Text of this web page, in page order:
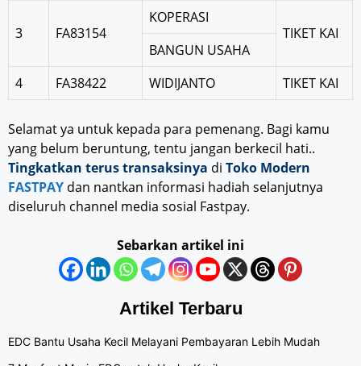
3 FA83154
KOPERASI
TIKET KAI
BANGUN USAHA
4
FA38422 WIDIJANTO TIKET KAI
Selamat ya untuk kepada para pemenang. Bagi kamu
yang belum beruntung, tentu jangan berkecil hati..
Tingkatkan terus transaksinya di Toko Modern
FASTPAY dan nantkan informasi hadiah selanjutnya
diseluruh channel media sosial Fastpay.
Sebarkan artikel ini
Artikel Terbaru
EDC Bantu Usaha Kecil Melayani Pembayaran Lebih Mudah